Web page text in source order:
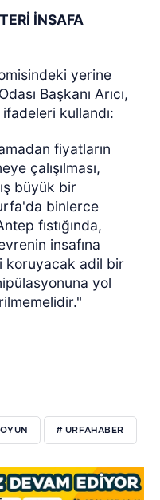
İNSAFA
yerine
Başkanı Arıcı,
kullandı:
fiyatların
çalışılması,
büyük bir
binlerce
fıstığında,
insafına
koruyacak adil bir
yol
# URFAHABER